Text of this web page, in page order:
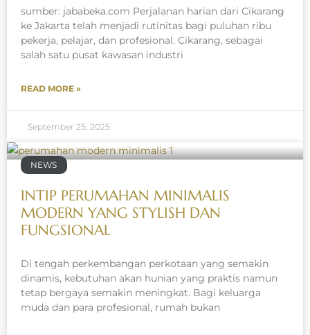
sumber: jababeka.com Perjalanan harian dari Cikarang
ke Jakarta telah menjadi rutinitas bagi puluhan ribu
pekerja, pelajar, dan profesional. Cikarang, sebagai
salah satu pusat kawasan industri
READ MORE »
September 25, 2025
NEWS
INTIP PERUMAHAN MINIMALIS
MODERN YANG STYLISH DAN
FUNGSIONAL
Di tengah perkembangan perkotaan yang semakin
dinamis, kebutuhan akan hunian yang praktis namun
tetap bergaya semakin meningkat. Bagi keluarga
muda dan para profesional, rumah bukan